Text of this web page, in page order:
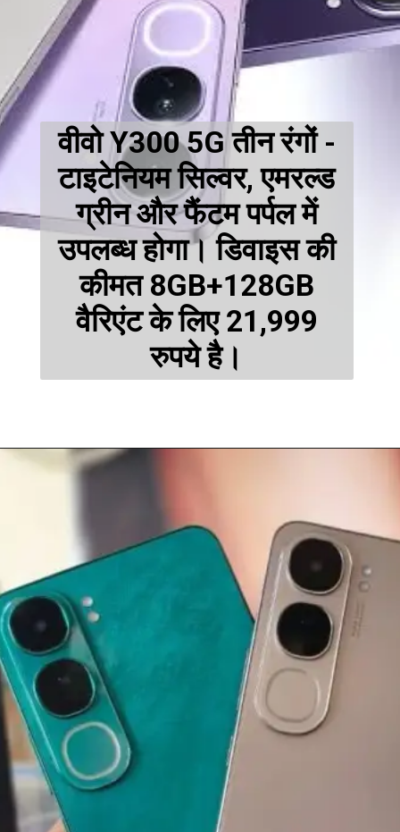
वीवो Y300 5G तीन रंगों -
टाइटेनियम सिल्वर, एमरल्ड
ग्रीन और फैंटम पर्पल में
उपलब्ध होगा। डिवाइस की
कीमत 8GB+128GB
वैरिएंट के लिए 21,999
रुपये है।